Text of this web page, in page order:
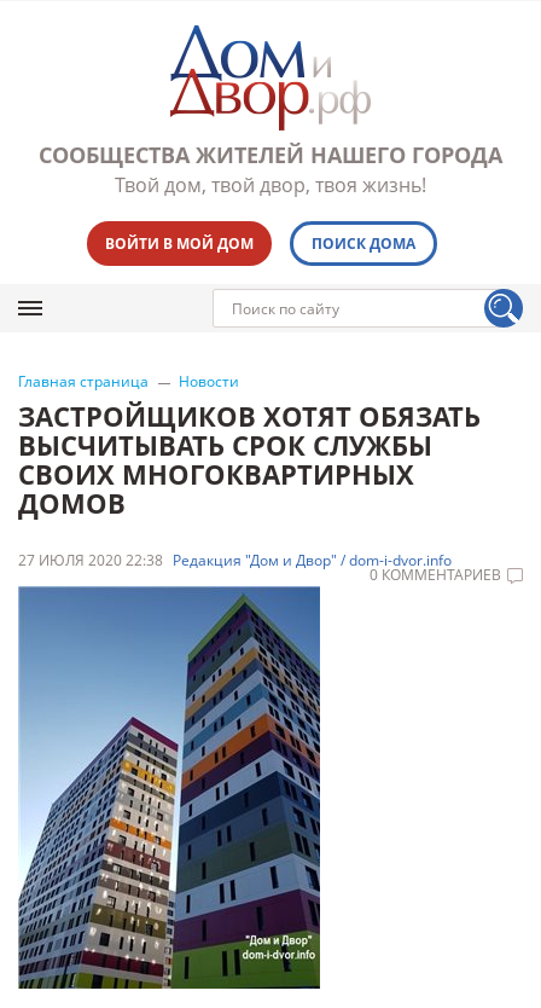
СООБЩЕСТВА ЖИТЕЛЕЙ НАШЕГО ГОРОДА
Твой дом, твой двор, твоя жизнь!
ВОЙТИ В МОЙ ДОМ ПОИСК ДОМА
Главная страница Новости
ЗАСТРОЙЩИКОВ ХОТЯТ ОБЯЗАТЬ
ВЫСЧИТЫВАТЬ СРОК СЛУЖБЫ
СВОИХ МНОГОКВАРТИРНЫХ
ДОМОВ
27 ИЮЛЯ 2020 22:38 Редакция "Дом и Двор" / dom-i-dvor.info
0 КОММЕНТАРИЕВ